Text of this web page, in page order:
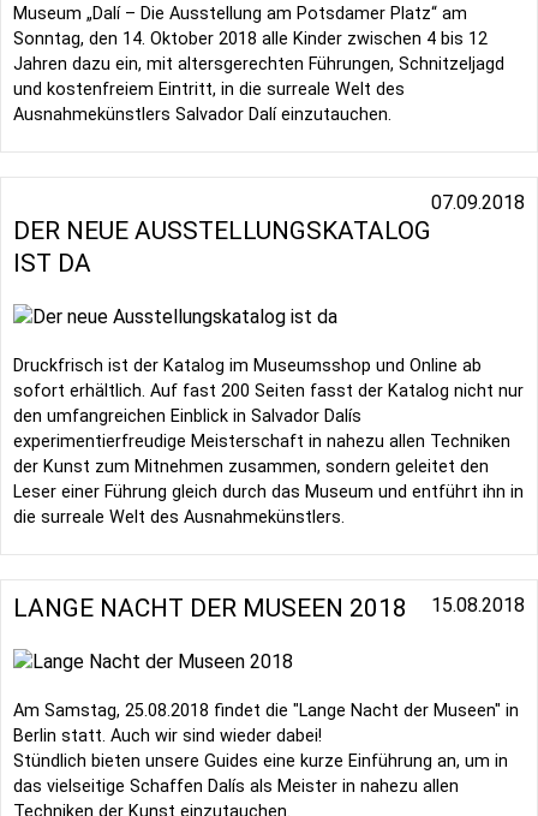
Museum „Dalí – Die Ausstellung am Potsdamer Platz“ am
Sonntag, den 14. Oktober 2018 alle Kinder zwischen 4 bis 12
Jahren dazu ein, mit altersgerechten Führungen, Schnitzeljagd
und kostenfreiem Eintritt, in die surreale Welt des
Ausnahmekünstlers Salvador Dalí einzutauchen.
07.09.2018
DER NEUE AUSSTELLUNGSKATALOG
IST DA
Druckfrisch ist der Katalog im Museumsshop und Online ab
sofort erhältlich. Auf fast 200 Seiten fasst der Katalog nicht nur
den umfangreichen Einblick in Salvador Dalís
experimentierfreudige Meisterschaft in nahezu allen Techniken
der Kunst zum Mitnehmen zusammen, sondern geleitet den
Leser einer Führung gleich durch das Museum und entführt ihn in
die surreale Welt des Ausnahmekünstlers.
15.08.2018
LANGE NACHT DER MUSEEN 2018
Am Samstag, 25.08.2018 findet die "Lange Nacht der Museen" in
Berlin statt. Auch wir sind wieder dabei!
Stündlich bieten unsere Guides eine kurze Einführung an, um in
das vielseitige Schaffen Dalís als Meister in nahezu allen
Techniken der Kunst einzutauchen.